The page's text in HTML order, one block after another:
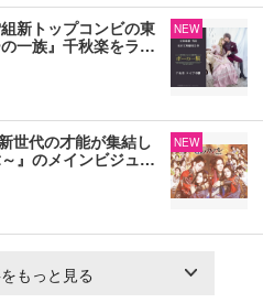
新トップコンビの東
一族』千秋楽をラ…
NEW
世代の才能が集結し
』のメインビジュ…
NEW
もっと見る